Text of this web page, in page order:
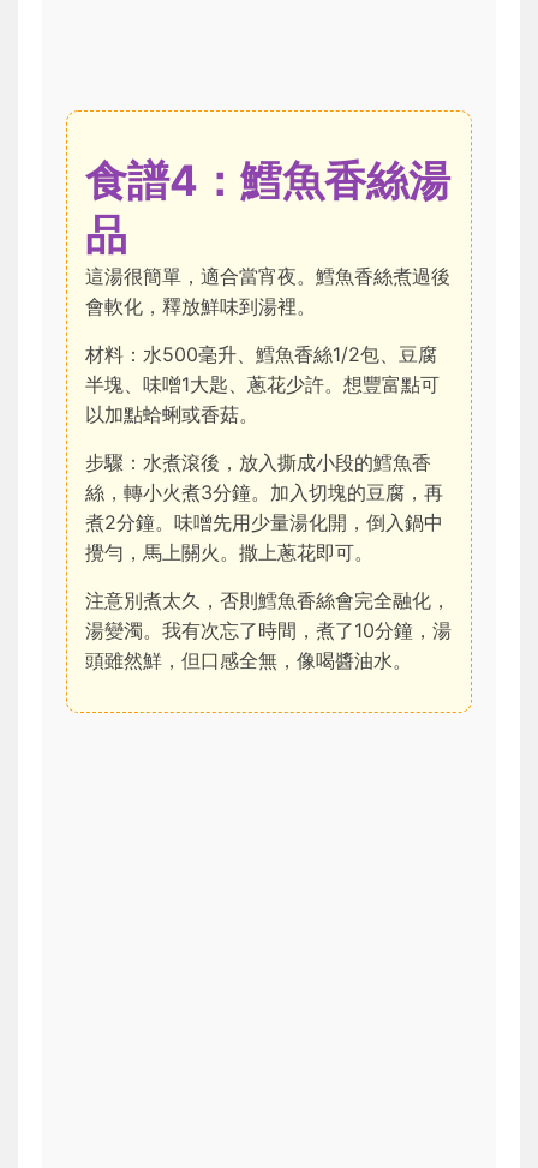
食譜4：鱈魚香絲湯
品
這湯很簡單，適合當宵夜。鱈魚香絲煮過後
會軟化，釋放鮮味到湯裡。
材料：水500毫升、鱈魚香絲1/2包、豆腐
半塊、味噌1大匙、蔥花少許。想豐富點可
以加點蛤蜊或香菇。
步驟：水煮滾後，放入撕成小段的鱈魚香
絲，轉小火煮3分鐘。加入切塊的豆腐，再
煮2分鐘。味噌先用少量湯化開，倒入鍋中
攪勻，馬上關火。撒上蔥花即可。
注意別煮太久，否則鱈魚香絲會完全融化，
湯變濁。我有次忘了時間，煮了10分鐘，湯
頭雖然鮮，但口感全無，像喝醬油水。